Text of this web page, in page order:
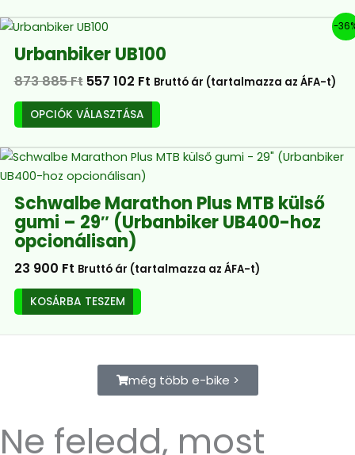
változatok
a
választhatók
ki
-
Urbanbiker UB100
873 885Ft
Original
was:
873
885 Ft.
557 102 Ft
is:
557
102 Ft.
Bruttó ár (tartalmazza az ÁFA-t)
OPCIÓK VÁLASZTÁSA
Ennek
a
terméknek
több
variációja
van.
változatok
a
termékoldalon
választhatók
ki
Schwalbe Marathon Plus MTB külső
gumi – 29″ (Urbanbiker UB400-hoz
opcionálisan)
23 900 Ft Bruttó ár (tartalmazza az ÁFA-t)
KOSÁRBA TESZEM
még több e-bike >
Ne feledd, most